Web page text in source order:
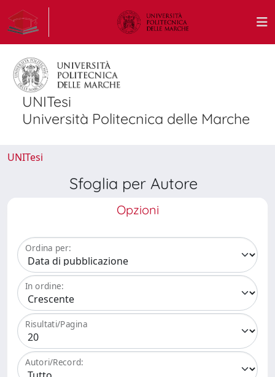
UNITesi
Università Politecnica delle Marche
UNITesi
Sfoglia per Autore
Opzioni
Ordina per:
In ordine:
Risultati/Pagina
Autori/Record: